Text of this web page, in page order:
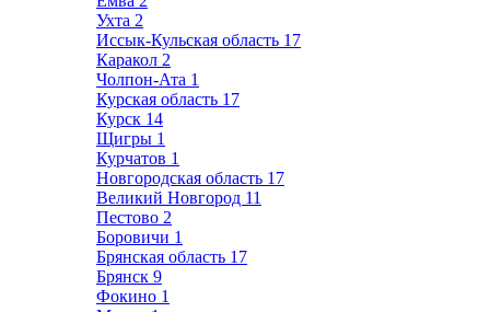
Ухта 2
Иссык-Кульская область 17
Каракол 2
Чолпон-Ата 1
Курская область 17
Курск 14
Щигры 1
Курчатов 1
Новгородская область 17
Великий Новгород 11
Пестово 2
Боровичи 1
Брянская область 17
Брянск 9
Фокино 1